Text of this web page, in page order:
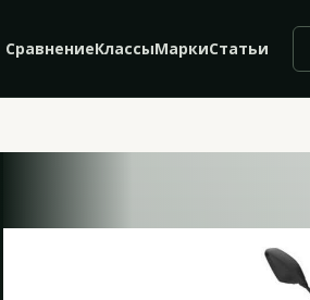
СравнениеКлассыМаркиСтатьи